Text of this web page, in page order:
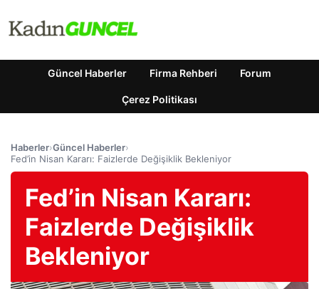
Güncel Haberler Firma Rehberi Forum
Çerez Politikası
Haberler›Güncel Haberler›
Fed’in Nisan Kararı: Faizlerde Değişiklik Bekleniyor
Fed’in Nisan Kararı:
Faizlerde Değişiklik
Bekleniyor